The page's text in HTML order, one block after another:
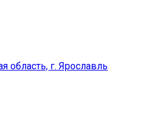
область, г. Ярославль